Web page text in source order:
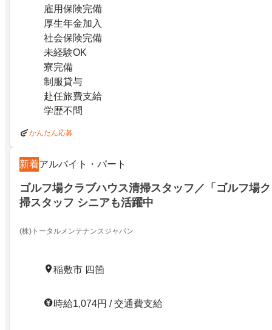
雇用保険完備
厚生年金加入
社会保険完備
未経験OK
寮完備
制服貸与
赴任旅費支給
学歴不問
かんたん応募
新着アルバイト・パート
ゴルフ場クラブハウス清掃スタッフ／「ゴルフ場
掃スタッフ シニアも活躍中
(株)トータルメンテナンスジャパン
稲敷市 四箇
時給1,074円 / 交通費支給